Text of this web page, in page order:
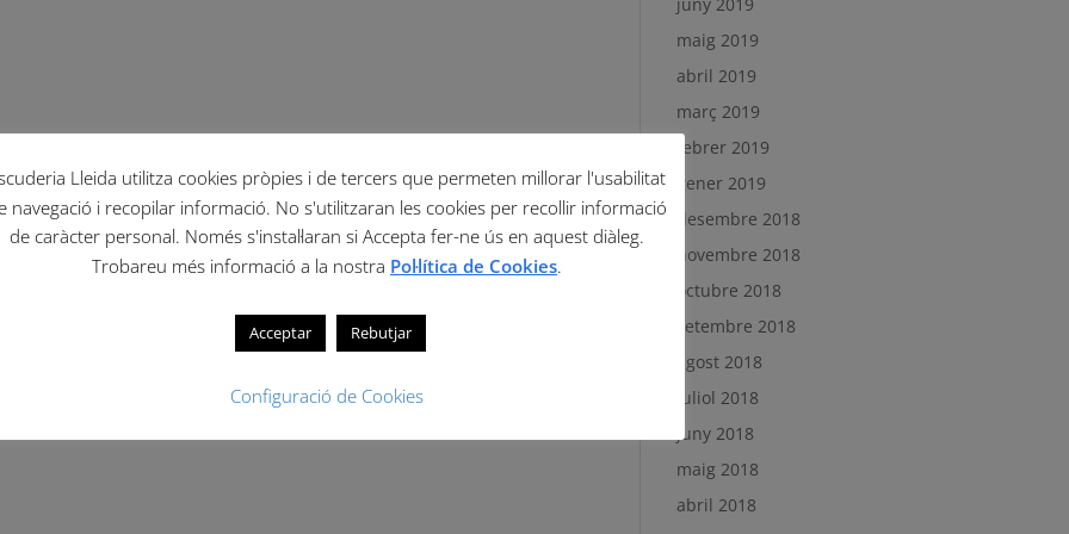
maig 2019
abril 2019
març 2019
febrer 2019
gener 2019
desembre 2018
novembre 2018
octubre 2018
setembre 2018
agost 2018
juliol 2018
juny 2018
maig 2018
abril 2018
Lleida utilitza cookies pròpies i de tercers que permeten millorar l'usabilitat
navegació i recopilar informació. No s'utilitzaran les cookies per recollir informació
de caràcter personal. Només s'instal·laran si Accepta fer-ne ús en aquest diàleg.
Trobareu més informació a la nostra Pol·lítica de Cookies.
Acceptar Rebutjar
Configuració de Cookies